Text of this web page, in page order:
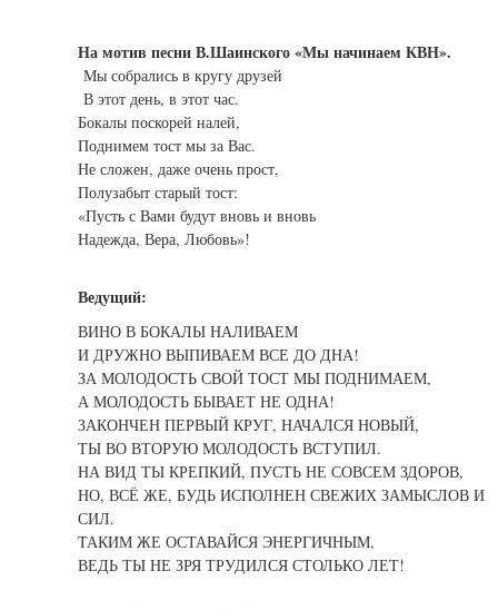
На мотив песни В.Шаинского «Мы начинаем КВН».
Мы собрались в кругу друзей
В этот день, в этот час.
Бокалы поскорей налей,
Поднимем тост мы за Вас.
Не сложен, даже очень прост,
Полузабыт старый тост:
«Пусть с Вами будут вновь и вновь
Надежда, Вера, Любовь»!
Ведущий:
ВИНО В БОКАЛЫ НАЛИВАЕМ
И ДРУЖНО ВЫПИВАЕМ ВСЕ ДО ДНА!
ЗА МОЛОДОСТЬ СВОЙ ТОСТ МЫ ПОДНИМАЕМ,
А МОЛОДОСТЬ БЫВАЕТ НЕ ОДНА!
ЗАКОНЧЕН ПЕРВЫЙ КРУГ, НАЧАЛСЯ НОВЫЙ,
ТЫ ВО ВТОРУЮ МОЛОДОСТЬ ВСТУПИЛ.
НА ВИД ТЫ КРЕПКИЙ, ПУСТЬ НЕ СОВСЕМ ЗДОРОВ,
НО, ВСЁ ЖЕ, БУДЬ ИСПОЛНЕН СВЕЖИХ ЗАМЫСЛОВ И
СИЛ.
ТАКИМ ЖЕ ОСТАВАЙСЯ ЭНЕРГИЧНЫМ,
ВЕДЬ ТЫ НЕ ЗРЯ ТРУДИЛСЯ СТОЛЬКО ЛЕТ!